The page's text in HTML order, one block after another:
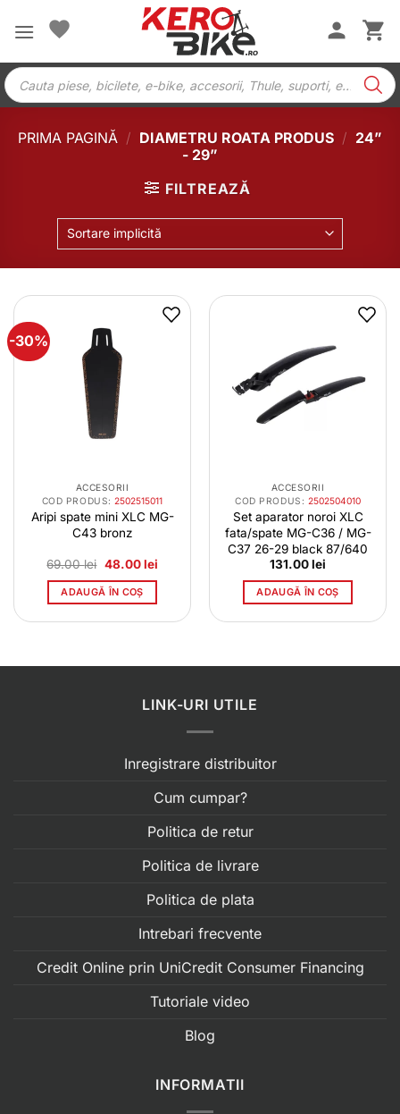
Products
search
PRIMA PAGINĂ / DIAMETRU ROATA PRODUS / 24”
- 29”
FILTREAZĂ
Sortare implicită
-30%
ACCESORII
COD PRODUS:2502515011
Aripi spate mini XLC MG-
C43 bronz
69.00lei Prețul
a
fost:
48.00leiPrețul
ADAUGĂ ÎN COȘ
ACCESORII
COD PRODUS: 2502504010
Set aparator noroi XLC
fata/spate MG-C36 / MG-
C37 26-29 black 87/640
131.00lei
ADAUGĂ ÎN COȘ
LINK-URI UTILE
Inregistrare distribuitor
Cum cumpar?
Politica de retur
Politica de livrare
Politica de plata
Intrebari frecvente
Credit Online prin UniCredit Consumer Financing
Tutoriale video
Blog
INFORMATII